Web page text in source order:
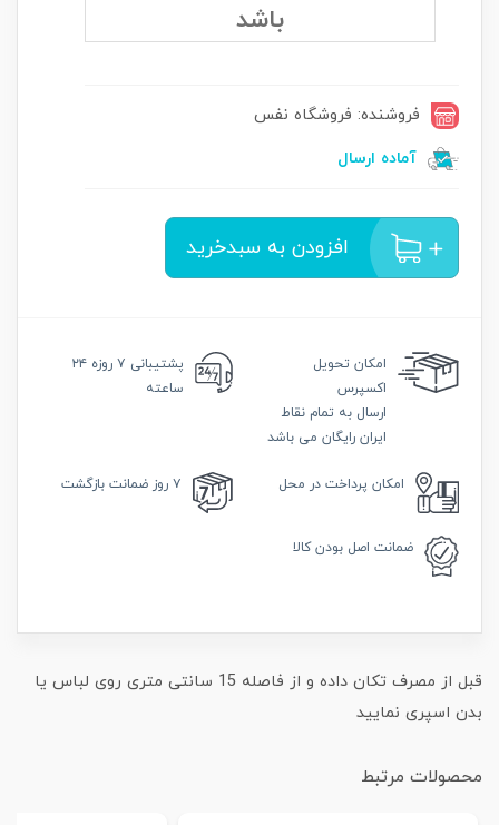
باشد
فروشنده: فروشگاه نفس
آماده ارسال
افزودن به سبدخرید
امکان تحویل
اکسپرس
ارسال به تمام نقاط
ایران رایگان می باشد
پشتیبانی
۷ روزه ۲۴
ساعته
امکان پرداخت در محل ۷ روز ضمانت بازگشت
ضمانت اصل بودن کالا
قبل از مصرف تکان داده و از فاصله 15 سانتی متری روی لباس یا
بدن اسپری نمایید
محصولات مرتبط